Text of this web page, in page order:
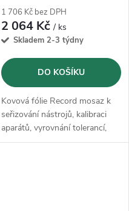
1 706 Kč bez DPH
2 064 Kč/ ks
Skladem 2-3 týdny
DO KOŠÍKU
Kovová fólie Record mosaz k
seřizování nástrojů, kalibraci
aparátů, vyrovnání tolerancí,
podložení ústrojí, přípravě